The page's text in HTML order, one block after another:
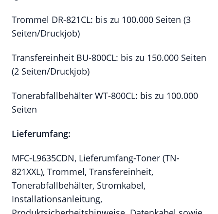
Trommel DR-821CL: bis zu 100.000 Seiten (3
Seiten/Druckjob)
Transfereinheit BU-800CL: bis zu 150.000 Seiten
(2 Seiten/Druckjob)
Tonerabfallbehälter WT-800CL: bis zu 100.000
Seiten
Lieferumfang:
MFC-L9635CDN, Lieferumfang-Toner (TN-
821XXL), Trommel, Transfereinheit,
Tonerabfallbehälter, Stromkabel,
Installationsanleitung,